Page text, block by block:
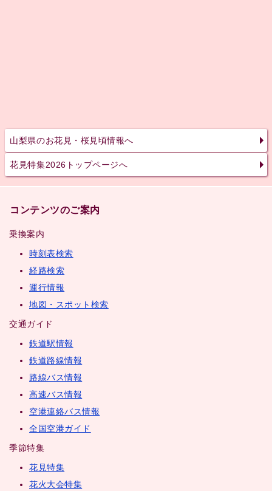
山梨県のお花見・桜見頃情報へ
花見特集2026トップページへ
コンテンツのご案内
乗換案内
時刻表検索
経路検索
運行情報
地図・スポット検索
交通ガイド
鉄道駅情報
鉄道路線情報
路線バス情報
高速バス情報
空港連絡バス情報
全国空港ガイド
季節特集
花見特集
花火大会特集